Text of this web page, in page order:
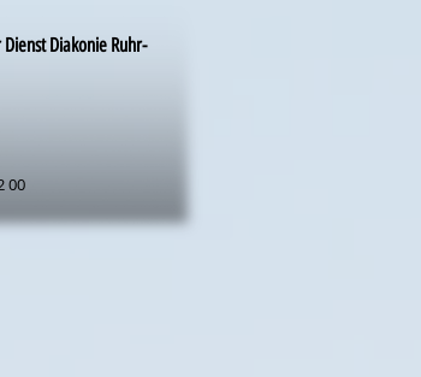
Diakonie Ruhr-
00